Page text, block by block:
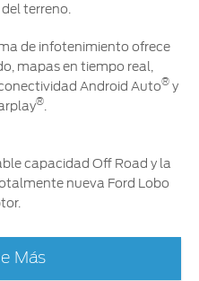
terreno.
de infotenimiento ofrece
mapas en tiempo real,
Android Auto®y
®
capacidad Off Road y la
nueva Ford Lobo
Más